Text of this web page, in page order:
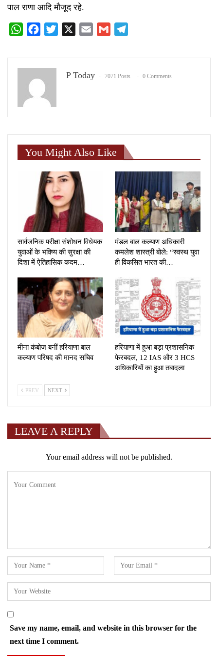
पाल राणा आदि मौजूद रहे.
WhatsAppFacebook
Twitter Email Gmail
P Today 7071 Posts 0 Comments
You Might Also Like
सार्वजनिक परीक्षा संशोधन विधेयक
युवाओं के भविष्य की सुरक्षा की
दिशा में ऐतिहासिक कदम…
मंडल बाल कल्याण अधिकारी
कमलेश शास्त्री बोले: “स्वस्थ युवा
ही विकसित भारत की…
मीना कंबोज बनीं हरियाणा बाल
कल्याण परिषद की मानद सचिव
हरियाणा में हुआ बड़ा प्रशासनिक
फेरबदल, 12 IAS और 3 HCS
अधिकारियों का हुआ तबादला
PREV NEXT
LEAVE A REPLY
Your email address will not be published.
Save my name, email, and website in this browser for the
next time I comment.